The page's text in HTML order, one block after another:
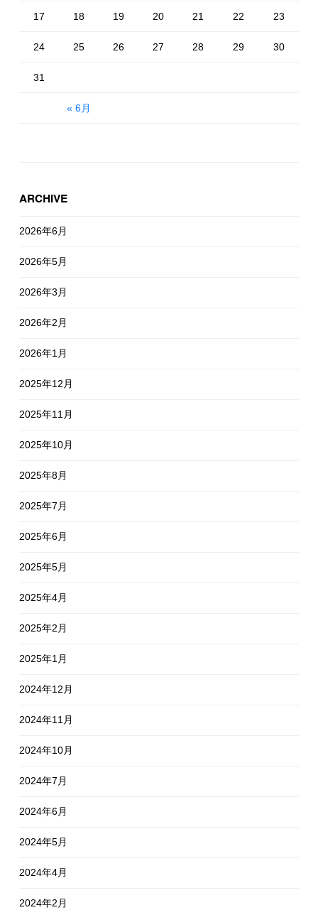
« 6月
17 18 19 20 21 22 23
24 25 26 27 28 29 30
31
ARCHIVE
2026年6月
2026年5月
2026年3月
2026年2月
2026年1月
2025年12月
2025年11月
2025年10月
2025年8月
2025年7月
2025年6月
2025年5月
2025年4月
2025年2月
2025年1月
2024年12月
2024年11月
2024年10月
2024年7月
2024年6月
2024年5月
2024年4月
2024年2月